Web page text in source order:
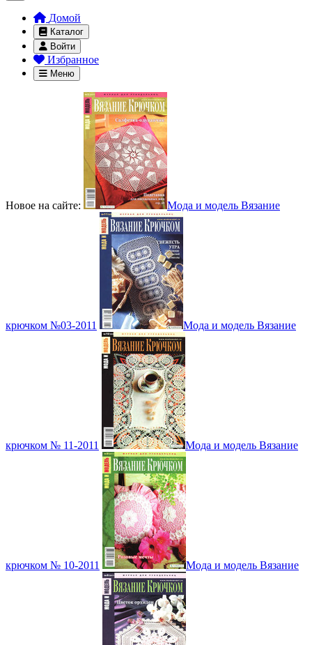
Домой
Каталог
Войти
Избранное
Меню
Новое на сайте: Мода и модель Вязание
крючком №03-2011 Мода и модель Вязание
крючком № 11-2011 Мода и модель Вязание
крючком № 10-2011 Мода и модель Вязание